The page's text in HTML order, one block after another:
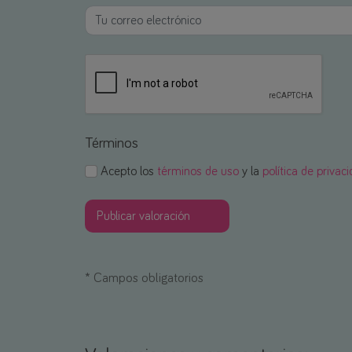
Términos
Acepto los términos de uso y la política de
* Campos obligatorios